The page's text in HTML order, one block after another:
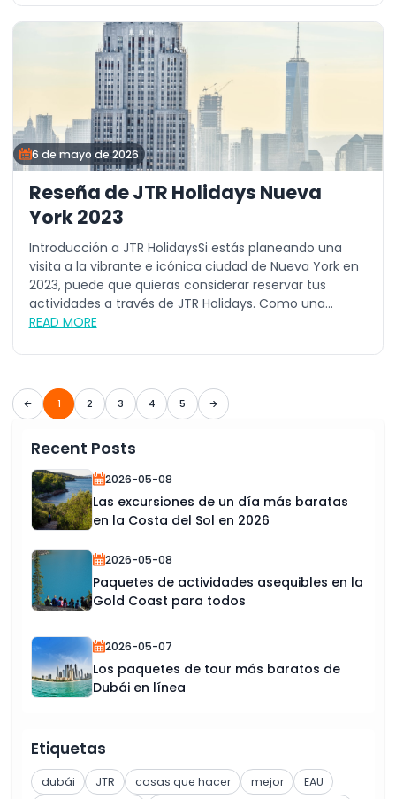
6 de mayo de 2026
Reseña de JTR Holidays Nueva
York 2023
Introducción a JTR HolidaysSi estás planeando una
visita a la vibrante e icónica ciudad de Nueva York en
2023, puede que quieras considerar reservar tus
actividades a través de JTR Holidays. Como una...
READ MORE
1 2 3 4 5
Recent Posts
2026-05-08
Las excursiones de un día más baratas
en la Costa del Sol en 2026
2026-05-08
Paquetes de actividades asequibles en la
Gold Coast para todos
2026-05-07
Los paquetes de tour más baratos de
Dubái en línea
Etiquetas
dubái JTR cosas que hacer mejor
EAU